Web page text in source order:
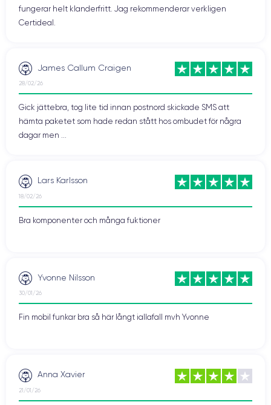
fungerar helt klanderfritt. Jag rekommenderar verkligen
Certideal.
James Callum Craigen
28/02/26
Gick jättebra, tog lite tid innan postnord skickade SMS att
hämta paketet som hade redan stått hos ombudet för några
dagar men ...
Lars Karlsson
18/02/26
Bra komponenter och många fuktioner
Yvonne Nilsson
30/01/26
Fin mobil funkar bra så här långt iallafall mvh Yvonne
Anna Xavier
21/01/26